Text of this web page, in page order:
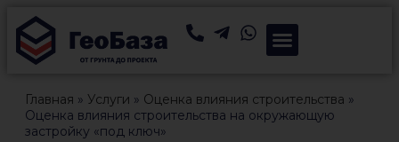
Главная » Услуги » Оценка влияния строительства »
Оценка влияния строительства на окружающую
застройку «под ключ»